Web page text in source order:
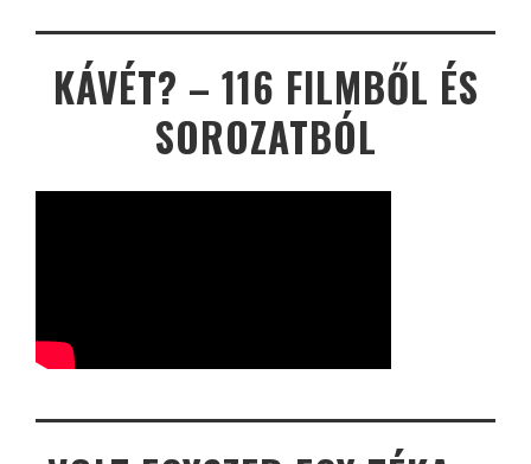
KÁVÉT? – 116 FILMBŐL ÉS
SOROZATBÓL